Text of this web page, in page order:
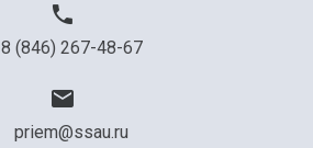
8 (846) 267-48-67
priem@ssau.ru